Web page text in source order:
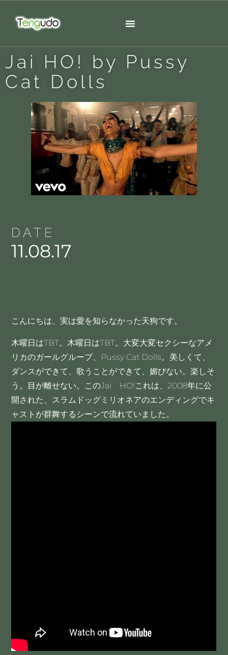
Jai HO! by Pussy
Cat Dolls
DATE
11.08.17
こんにちは、実は愛を知らなかった天狗です。
木曜日はTBT。木曜日はTBT。大変大変セクシーなアメ
リカのガールグループ、Pussy Cat Dolls。美しくて、
ダンスができて、歌うことができて、媚びない。楽しそ
う。目が離せない。このJai HO!これは、2008年に公
開された、スラムドッグミリオネアのエンディングでキ
ャストが群舞するシーンで流れていました。